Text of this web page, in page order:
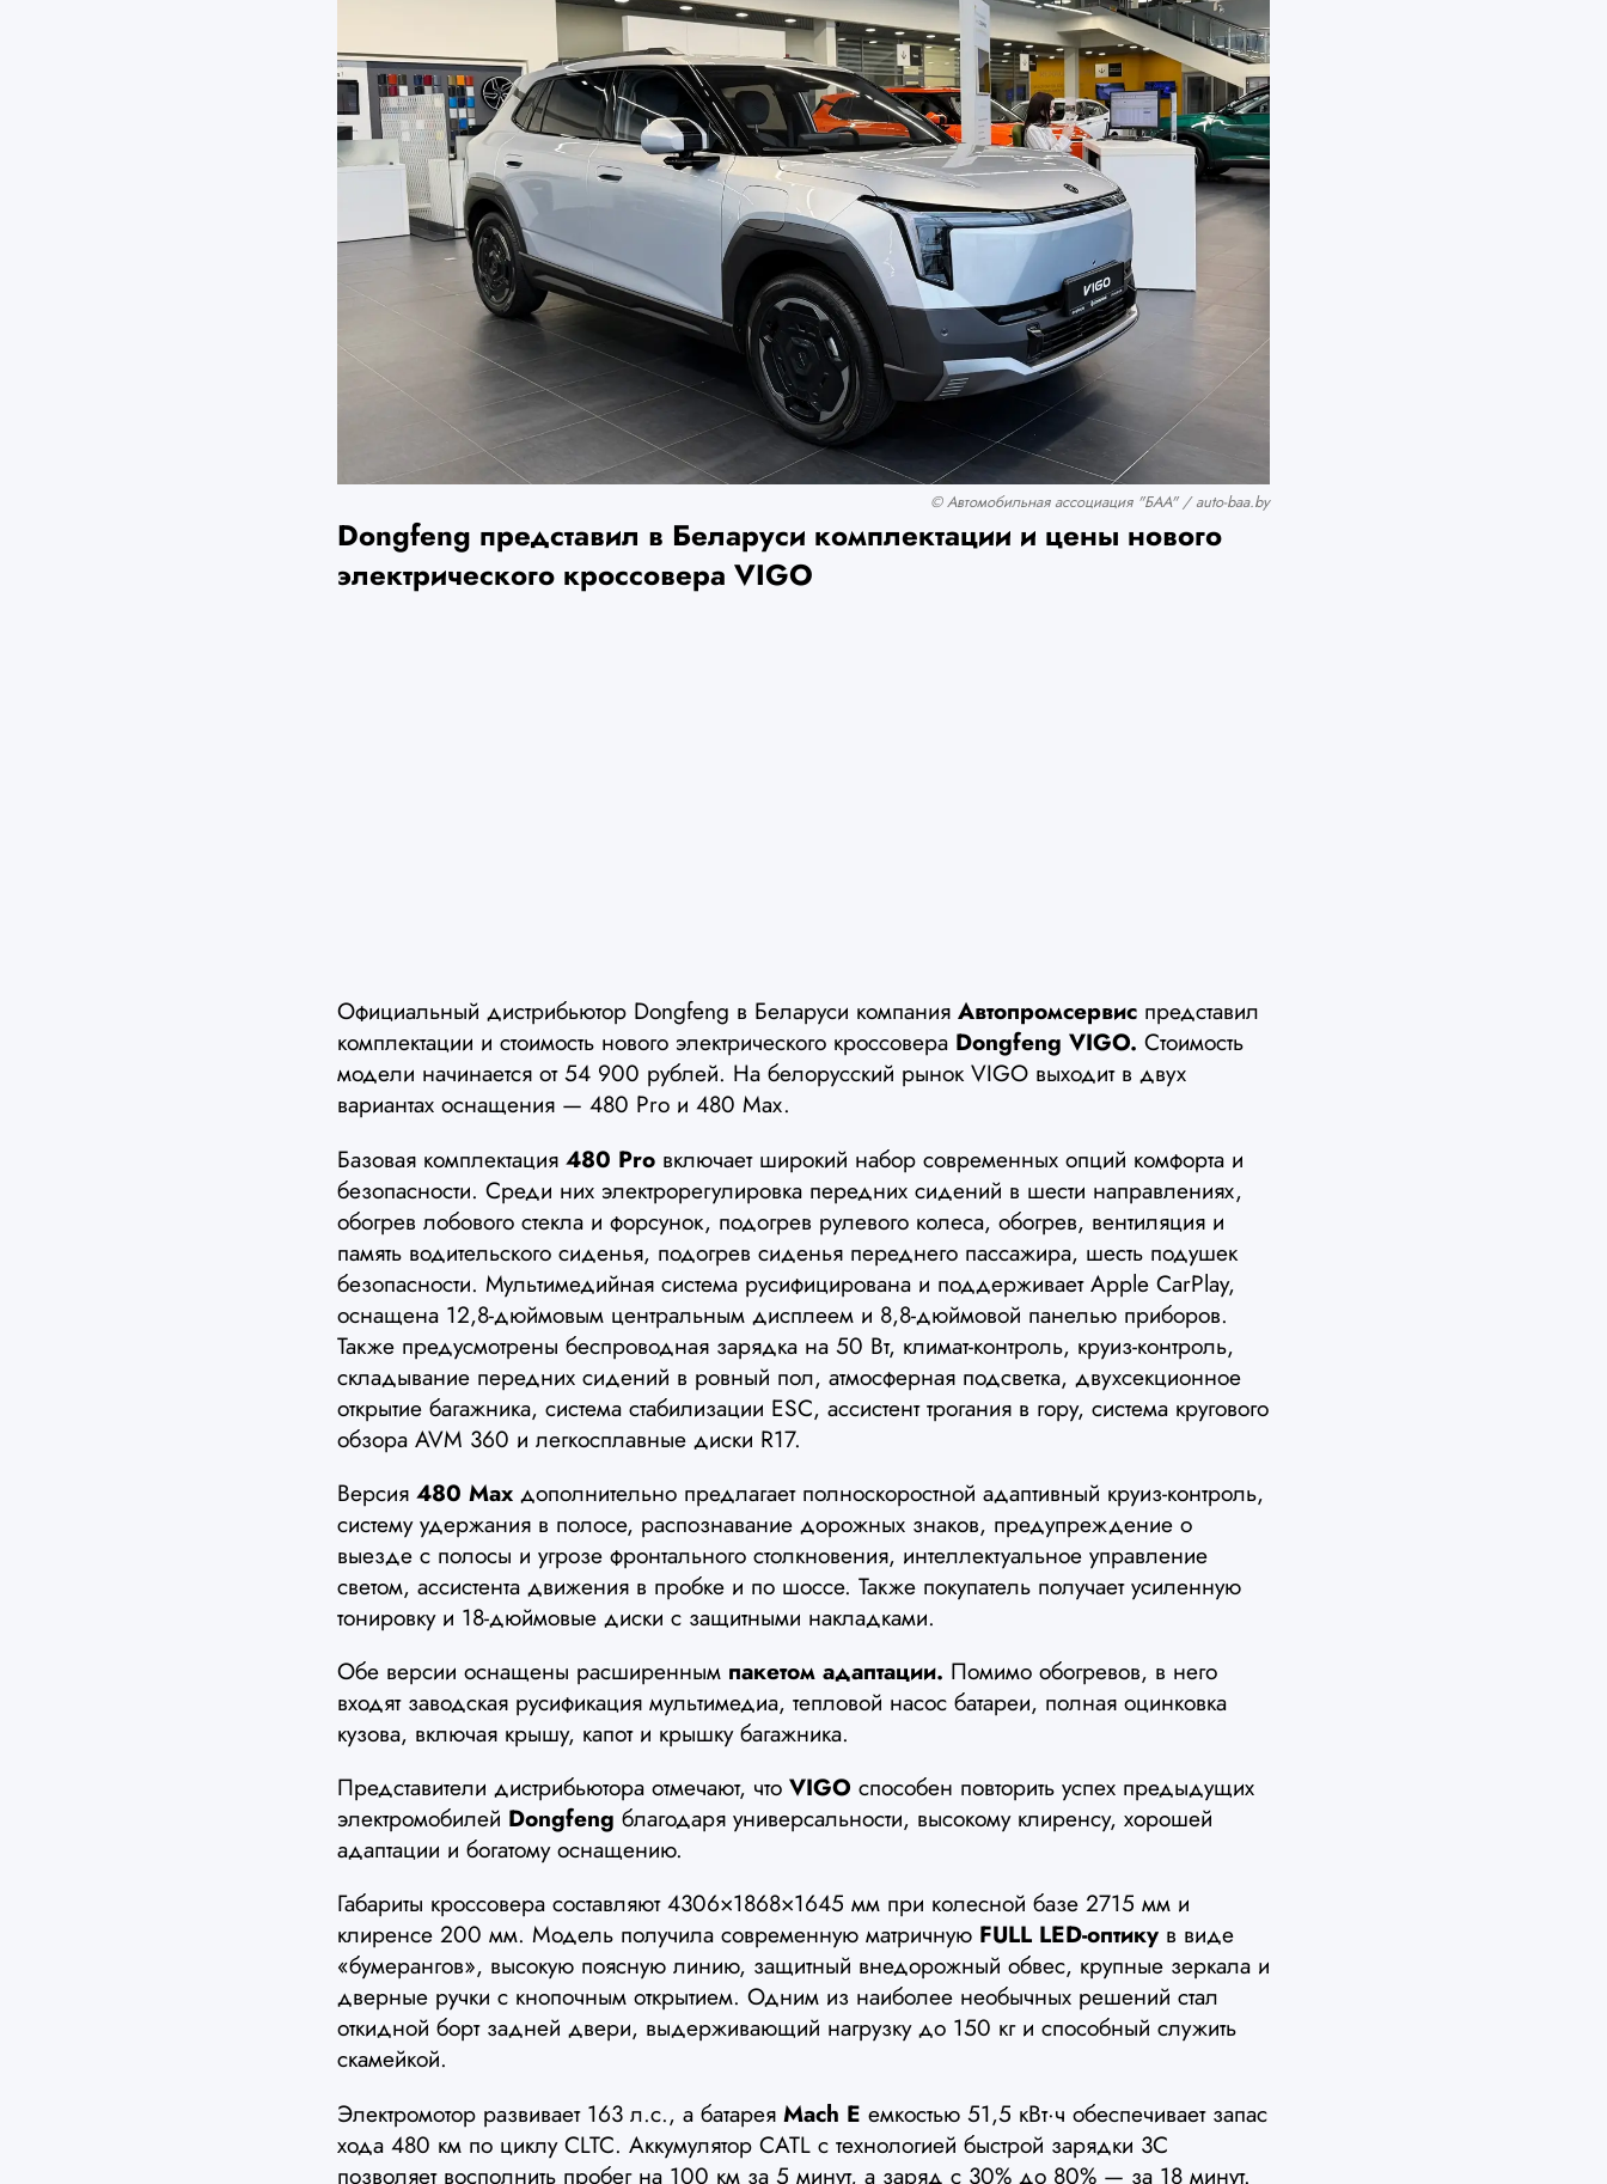
© Автомобильная ассоциация "БАА" / auto-baa.by
Dongfeng представил в Беларуси комплектации и цены нового
электрического кроссовера VIGO
Официальный дистрибьютор Dongfeng в Беларуси компания Автопромсервис представил
комплектации и стоимость нового электрического кроссовера Dongfeng VIGO. Стоимость
модели начинается от 54 900 рублей. На белорусский рынок VIGO выходит в двух
вариантах оснащения — 480 Pro и 480 Max.
Базовая комплектация 480 Pro включает широкий набор современных опций комфорта и
безопасности. Среди них электрорегулировка передних сидений в шести направлениях,
обогрев лобового стекла и форсунок, подогрев рулевого колеса, обогрев, вентиляция и
память водительского сиденья, подогрев сиденья переднего пассажира, шесть подушек
безопасности. Мультимедийная система русифицирована и поддерживает Apple CarPlay,
оснащена 12,8-дюймовым центральным дисплеем и 8,8-дюймовой панелью приборов.
Также предусмотрены беспроводная зарядка на 50 Вт, климат-контроль, круиз-контроль,
складывание передних сидений в ровный пол, атмосферная подсветка, двухсекционное
открытие багажника, система стабилизации ESC, ассистент трогания в гору, система кругового
обзора AVM 360 и легкосплавные диски R17.
Версия 480 Max дополнительно предлагает полноскоростной адаптивный круиз-контроль,
систему удержания в полосе, распознавание дорожных знаков, предупреждение о
выезде с полосы и угрозе фронтального столкновения, интеллектуальное управление
светом, ассистента движения в пробке и по шоссе. Также покупатель получает усиленную
тонировку и 18-дюймовые диски с защитными накладками.
Обе версии оснащены расширенным пакетом адаптации. Помимо обогревов, в него
входят заводская русификация мультимедиа, тепловой насос батареи, полная оцинковка
кузова, включая крышу, капот и крышку багажника.
Представители дистрибьютора отмечают, что VIGO способен повторить успех предыдущих
электромобилей Dongfeng благодаря универсальности, высокому клиренсу, хорошей
адаптации и богатому оснащению.
Габариты кроссовера составляют 4306×1868×1645 мм при колесной базе 2715 мм и
клиренсе 200 мм. Модель получила современную матричную FULL LED-оптику в виде
«бумерангов», высокую поясную линию, защитный внедорожный обвес, крупные зеркала и
дверные ручки с кнопочным открытием. Одним из наиболее необычных решений стал
откидной борт задней двери, выдерживающий нагрузку до 150 кг и способный служить
скамейкой.
Электромотор развивает 163 л.с., а батарея Mach E емкостью 51,5 кВт·ч обеспечивает запас
хода 480 км по циклу CLTC. Аккумулятор CATL с технологией быстрой зарядки 3C
позволяет восполнить пробег на 100 км за 5 минут, а заряд с 30% до 80% — за 18 минут.